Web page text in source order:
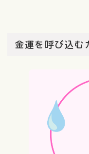
金運を呼び込む